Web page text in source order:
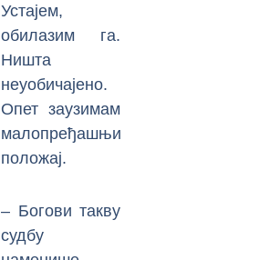
Устајем,
обилазим га.
Ништа
неуобичајено.
Опет заузимам
малопређашњи
положај.
– Богови такву
судбу